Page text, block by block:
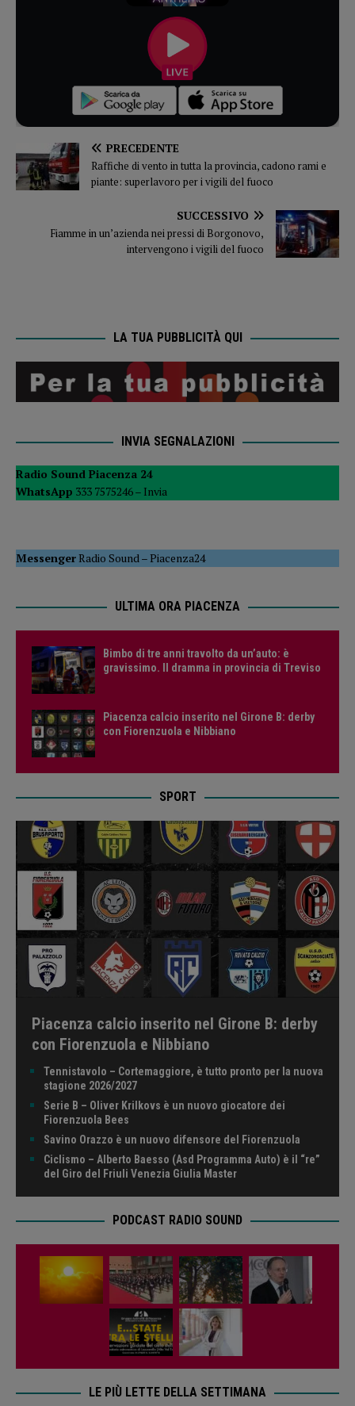
PRECEDENTE
Raffiche di vento in tutta la provincia, cadono rami e
piante: superlavoro per i vigili del fuoco
SUCCESSIVO
Fiamme in un’azienda nei pressi di Borgonovo,
intervengono i vigili del fuoco
LA TUA PUBBLICITÀ QUI
INVIA SEGNALAZIONI
Radio Sound Piacenza 24
WhatsApp 333 7575246 – Invia
MessengerRadio Sound –Piacenza24
ULTIMA ORA PIACENZA
Bimbo di tre anni travolto da un’auto: è
gravissimo. Il dramma in provincia di Treviso
Piacenza calcio inserito nel Girone B: derby
con Fiorenzuola e Nibbiano
SPORT
Piacenza calcio inserito nel Girone B: derby
con Fiorenzuola e Nibbiano
Tennistavolo – Cortemaggiore, è tutto pronto per la nuova
stagione 2026/2027
Serie B – Oliver Krilkovs è un nuovo giocatore dei
Fiorenzuola Bees
Savino Orazzo è un nuovo difensore del Fiorenzuola
Ciclismo – Alberto Baesso (Asd Programma Auto) è il “re”
del Giro del Friuli Venezia Giulia Master
PODCAST RADIO SOUND
LE PIÙ LETTE DELLA SETTIMANA